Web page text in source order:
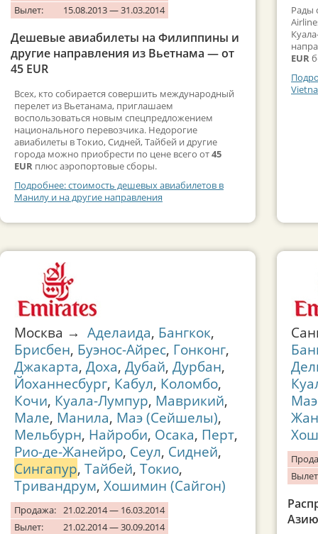
Вылет:
15.08.2013 — 31.03.2014
Дешевые авиабилеты на Филиппины и
другие направления из Вьетнама — от
45 EUR
Всех, кто собирается совершить международный
перелет из Вьетанама, приглашаем
воспользоваться новым спецпредложением
национального перевозчика. Недорогие
авиабилеты в Токио, Сидней, Тайбей и другие
города можно приобрести по цене всего от45
EUR плюс аэропортовые сборы.
Подробнее: стоимость дешевых авиабилетов в
Манилу и на другие направления
Москва → Аделаида, Бангкок,
Брисбен, Буэнос-Айрес, Гонконг,
Джакарта, Доха, Дубай, Дурбан,
Йоханнесбург, Кабул, Коломбо,
Кочи, Куала-Лумпур, Маврикий,
Мале, Манила, Маэ (Сейшелы),
Мельбурн, Найроби, Осака, Перт,
Рио-де-Жанейро, Сеул, Сидней,
Сингапур, Тайбей, Токио,
Тривандрум, Хошимин (Сайгон)
Продажа: 21.02.2014 — 16.03.2014
Вылет:
21.02.2014 — 30.09.2014
Рады
EUR